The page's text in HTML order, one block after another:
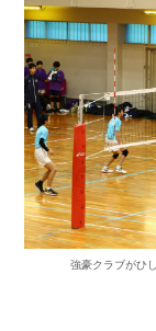
強豪クラブがひ